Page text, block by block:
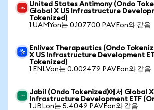
United States Antimony (Ondo
Global X US Infrastructure
Tokenized)
1 UAMYon는 0.107700 PAVEon와 같음
Enlivex Therapeutics (Ondo
X US Infrastructure Development
Tokenized)
1 ENLVon는 0.002479 PAVEon와 같음
Jabil (Ondo Tokenized)에서 Global X
Infrastructure Development ETF
1 JBLon는 5.4049 PAVEon와 같음